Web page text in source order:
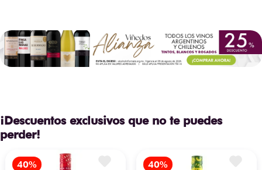
¡Descuentos exclusivos que no te puedes
perder!